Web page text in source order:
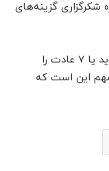
شکرگزاری گزینه‌های
برای اهداف بزرگ‌تر، بیندیشید و ثروتمند شوید یا 7 عادت را
مهم این است که